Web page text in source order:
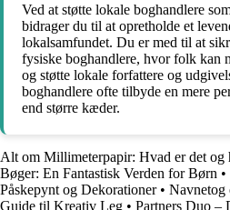
Ved at støtte lokale boghandlere
bidrager du til at opretholde et
lokalsamfundet. Du er med til at
fysiske boghandlere, hvor folk kan
og støtte lokale forfattere og
boghandlere ofte tilbyde en mere
end større kæder.
Alt om Millimeterpapir: Hvad er det og
Bøger: En Fantastisk Verden for Børn •
Påskepynt og Dekorationer• Navnetog
Guide til Kreativ Leg • Partners Duo –